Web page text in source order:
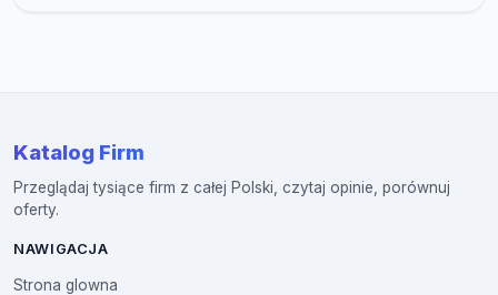
Katalog Firm
Przeglądaj tysiące firm z całej Polski, czytaj opinie, porównuj
oferty.
NAWIGACJA
Strona glowna